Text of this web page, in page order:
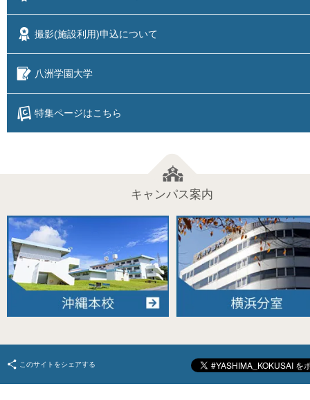
撮影(施設利用)申込について
八洲学園大学
特集ページはこちら
キャンパス案内
このサイトをシェアする